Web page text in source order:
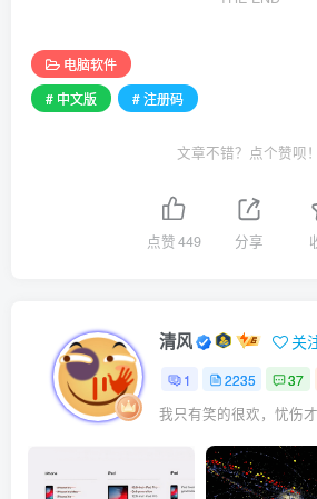
电脑软件
# 中文版
# 注册码
文章不错？点个赞呗！
点赞449 分享
清风 关
1 2235 37
我只有笑的很欢，忧伤